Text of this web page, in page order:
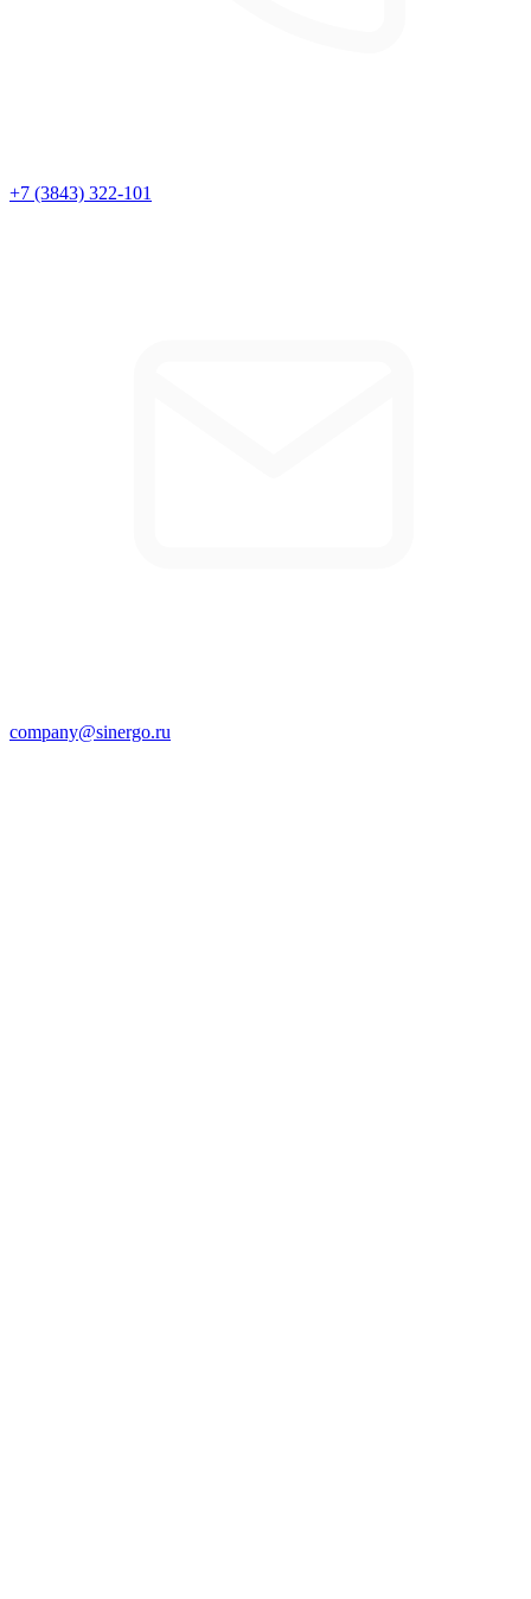
+7 (3843) 322-101
company@sinergo.ru